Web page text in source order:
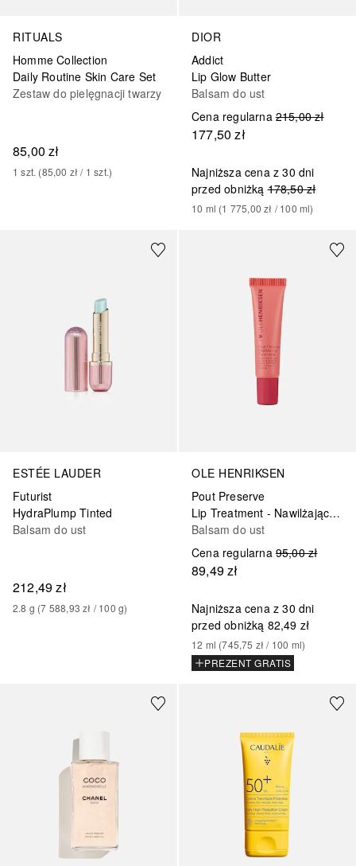
RITUALS
Homme Collection
Daily Routine Skin Care Set
Zestaw do pielęgnacji twarzy
85,00 zł
1 szt. (85,00 zł / 1 szt.)
DIOR
Addict
Lip Glow Butter
Balsam do ust
Cena regularna 215,00 zł
177,50 zł
Najniższa cena z 30 dni
przed obniżką 178,50 zł
10 ml (1 775,00 zł / 100 ml)
ESTÉE LAUDER
Futurist
HydraPlump Tinted
Balsam do ust
212,49 zł
2.8 g (7 588,93 zł / 100 g)
OLE HENRIKSEN
Pout Preserve
Lip Treatment - Nawilżająca i przeciwstarzeniowa pielęgnacja ust
Balsam do ust
Cena regularna 95,00 zł
89,49 zł
Najniższa cena z 30 dni
przed obniżką 82,49 zł
12 ml (745,75 zł / 100 ml)
PREZENT GRATIS
+6